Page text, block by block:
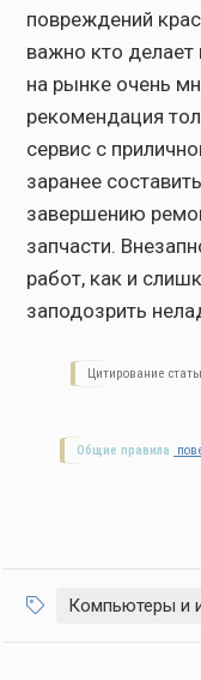
повреждений
важно кто делает
на рынке очень
рекомендация
сервис с
заранее
завершению
запчасти.
работ, как и
заподозрить
Цитирование
Общие правила
Компьютеры и